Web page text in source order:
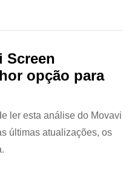
Screen
opção para
ler esta análise do Movavi
últimas atualizações, os